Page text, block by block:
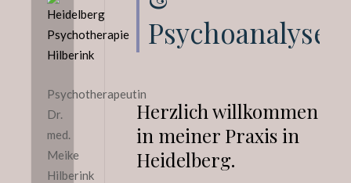
Psychotherapeutin
Dr.
med.
Meike
Hilberink
Psychoanalyse
Herzlich willkommen
in meiner Praxis in
Heidelberg.